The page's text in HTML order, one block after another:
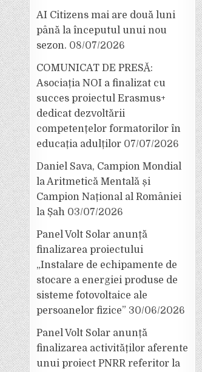
AI Citizens mai are două luni
până la începutul unui nou
sezon. 08/07/2026
COMUNICAT DE PRESĂ:
Asociația NOI a finalizat cu
succes proiectul Erasmus+
dedicat dezvoltării
competențelor formatorilor în
educația adulților 07/07/2026
Daniel Sava, Campion Mondial
la Aritmetică Mentală și
Campion Național al României
la Șah 03/07/2026
Panel Volt Solar anunță
finalizarea proiectului
„Instalare de echipamente de
stocare a energiei produse de
sisteme fotovoltaice ale
persoanelor fizice” 30/06/2026
Panel Volt Solar anunță
finalizarea activităților aferente
unui proiect PNRR referitor la